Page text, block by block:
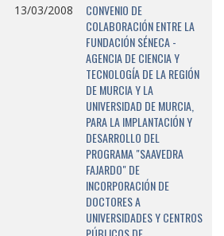
13/03/2008
CONVENIO DE
COLABORACIÓN ENTRE LA
FUNDACIÓN SÉNECA -
AGENCIA DE CIENCIA Y
TECNOLOGÍA DE LA REGIÓN
DE MURCIA Y LA
UNIVERSIDAD DE MURCIA,
PARA LA IMPLANTACIÓN Y
DESARROLLO DEL
PROGRAMA "SAAVEDRA
FAJARDO" DE
INCORPORACIÓN DE
DOCTORES A
UNIVERSIDADES Y CENTROS